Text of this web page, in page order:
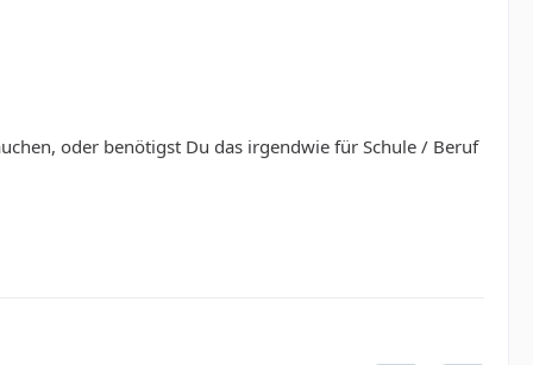
oder benötigst Du das irgendwie für Schule / Beruf